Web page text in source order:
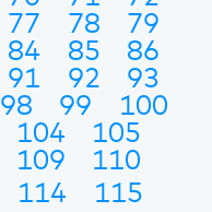
77 78
79
84 85
86
91 92
93
98 99
100
104
105
109
110
114
115